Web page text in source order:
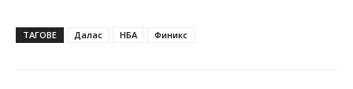
ТАГОВЕ Далас НБА Финикс